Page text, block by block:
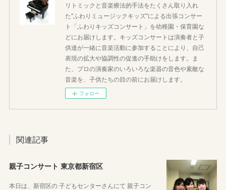
リトミックと音楽療法的手法をたくさん取り入れ
た"ふわりミュージックキッズ"による出張コンサー
ト「ふわりキッズコンサート」を幼稚園・保育園な
どにお届けします。キッズコンサートは演奏者と子
供達が一緒に音楽活動に参加することにより、自己
表現の拡大や協調性の促進の手助けをします。ま
た、プロの演奏家のいろいろな楽器の音色や素敵な
音楽を、子供たちの目の前にお届けします。
フォロー
関連記事
親子コンサート 東京都新宿区
本日は、新宿区の 子どもセンターさんにて 親子コン